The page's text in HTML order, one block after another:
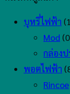
บุหรี่ไฟฟ้า
Mod
กล่อง
พอตไฟฟ้า
Rincoe